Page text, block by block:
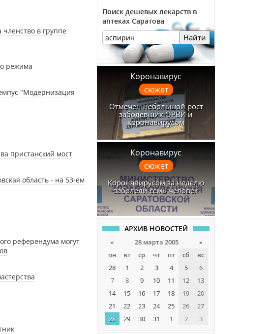
в группе
режима
"Модернизация
пристанский мост
область - на 53-ем
референдума могут
Поиск дешевых лекарств в
аптеках Саратова
Найти
Коронавирус
сюжет
Отмечен небольшой рост
заболевших ОРВИ и
коронавирусом
Коронавирус
сюжет
Коронавирусом за неделю
заболели семь человек
АРХИВ НОВОСТЕЙ
« 28 марта 2005
»
пн
вт ср чт пт сб
вс
28
1 2 3 4 5
6
7
8 9 10 11 12
13
14
15 16 17 18 19
20
21
22 23 24 25 26
27
28
29 30 31 1 2 3